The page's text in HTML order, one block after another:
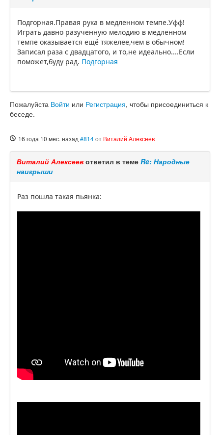
Подгорная.Правая рука в медленном темпе.Уфф!
Играть давно разученную мелодию в медленном
темпе оказывается ещё тяжелее,чем в обычном!
Записал раза с двадцатого, и то,не идеально....Если
поможет,буду рад. Подгорная
Пожалуйста Войти или Регистрация, чтобы присоединиться к
беседе.
16 года 10 мес. назад #814от Виталий Алексеев
Виталий Алексеев ответил в теме Re: Народные
наигрыши
Раз пошла такая пьянка: